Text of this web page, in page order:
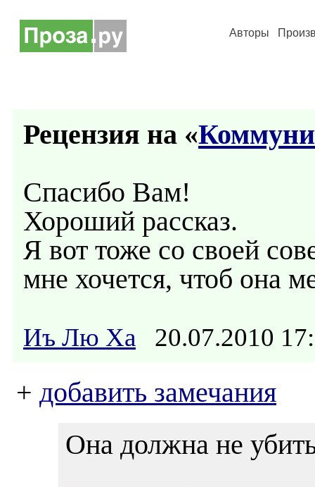
Авторы
Рецензия на «
Спасибо Вам!
Хороший рассказ.
Я вот тоже со своей
мне хочется, чтоб она
Иъ Лю Ха 20.07.2010
+ добавить замечания
Она должна не